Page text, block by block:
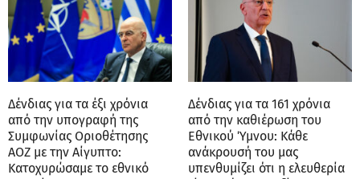
Δένδιας για τα έξι χρόνια
από την υπογραφή της
Συμφωνίας Οριοθέτησης
ΑΟΖ με την Αίγυπτο:
Κατοχυρώσαμε το εθνικό
Δένδιας για τα 161 χρόνια
από την καθιέρωση του
Εθνικού Ύμνου: Κάθε
ανάκρουσή του μας
υπενθυμίζει ότι η ελευθερία